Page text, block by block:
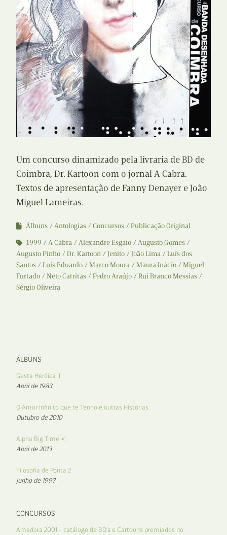
Um concurso dinamizado pela livraria de BD de
Coimbra, Dr. Kartoon com o jornal A Cabra.
Textos de apresentação de Fanny Denayer e João
Miguel Lameiras.
Álbuns Antologias Concursos
Publicação Original
1999
A Cabra Alexandre Esgaio
Augusto Gomes
Augusto Pinho
Dr. Kartoon Jenito João Lima
Luís dos
Santos
Luís Eduardo Marco Moura Maura Inácio
Miguel
Furtado
Neto Catritas Pedro Araújo
Rui Branco Messias
Sérgio Oliveira
ÁLBUNS
Gesta Heróica II
Abril de 1983
O Amor Infinito que te Tenho e outras Histórias
Outubro de 2010
Alpha Big Time #1
Abril de 2013
Filosofia de Ponta 2
Junho de 1997
CONCURSOS
Amadora 2001 – catálogo de BD’s e Cartoons premiados no